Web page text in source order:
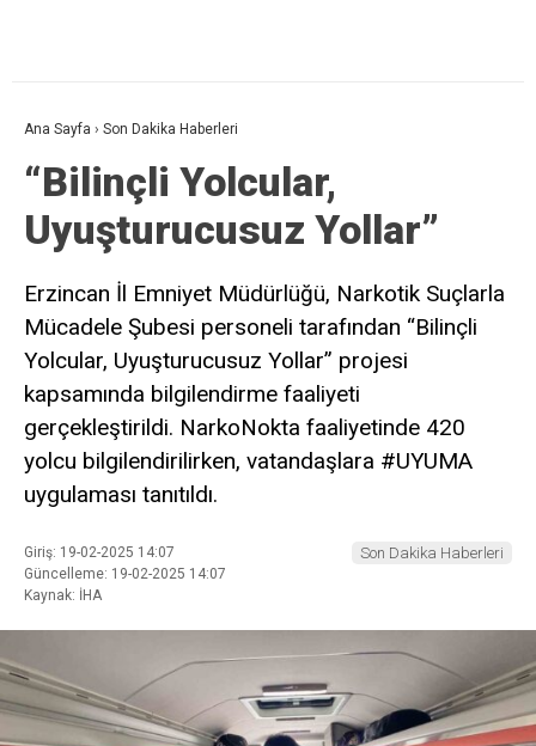
Ana Sayfa › Son Dakika Haberleri
“Bilinçli Yolcular,
Uyuşturucusuz Yollar”
Erzincan İl Emniyet Müdürlüğü, Narkotik Suçlarla
Mücadele Şubesi personeli tarafından “Bilinçli
Yolcular, Uyuşturucusuz Yollar” projesi
kapsamında bilgilendirme faaliyeti
gerçekleştirildi. NarkoNokta faaliyetinde 420
yolcu bilgilendirilirken, vatandaşlara #UYUMA
uygulaması tanıtıldı.
Giriş: 19-02-2025 14:07
Güncelleme: 19-02-2025 14:07
Kaynak: İHA
Son Dakika Haberleri